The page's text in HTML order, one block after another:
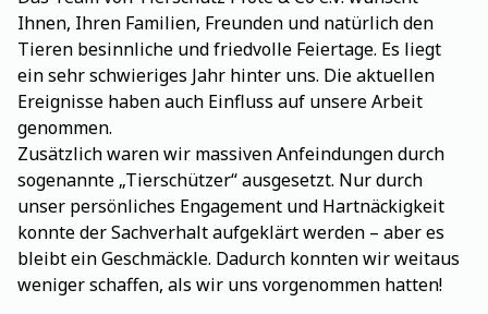
Ihnen, Ihren Familien, Freunden und natürlich den
Tieren besinnliche und friedvolle Feiertage. Es liegt
ein sehr schwieriges Jahr hinter uns. Die aktuellen
Ereignisse haben auch Einfluss auf unsere Arbeit
genommen.
Zusätzlich waren wir massiven Anfeindungen durch
sogenannte „Tierschützer“ ausgesetzt. Nur durch
unser persönliches Engagement und Hartnäckigkeit
konnte der Sachverhalt aufgeklärt werden – aber es
bleibt ein Geschmäckle. Dadurch konnten wir weitaus
weniger schaffen, als wir uns vorgenommen hatten!